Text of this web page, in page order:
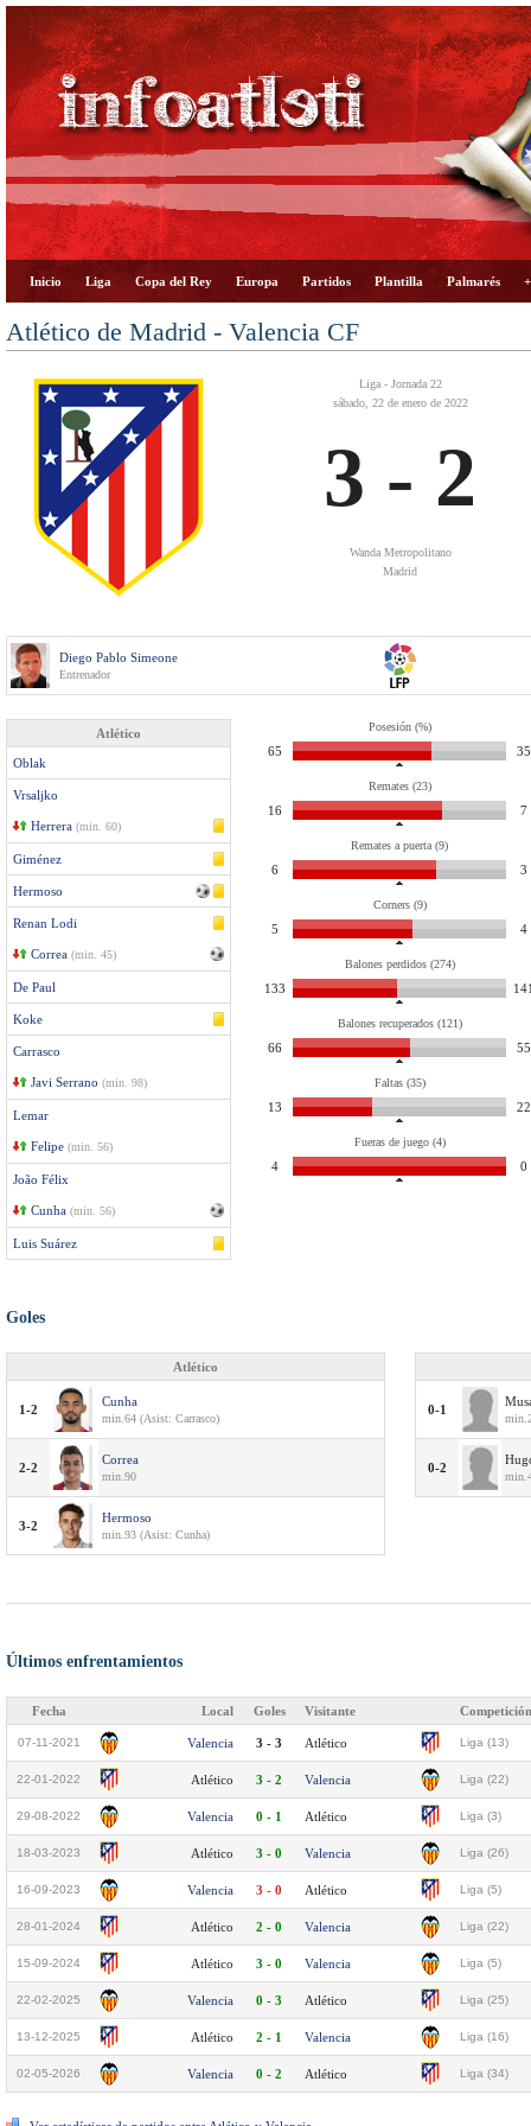
Inicio Liga Copa del Rey Europa Partidos Plantilla Palmarés
Atlético de Madrid - Valencia CF
Liga - Jornada 22
sábado, 22 de enero de 2022
3 - 2
Wanda Metropolitano
Madrid
Diego Pablo Simeone
Entrenador
Atlético
Oblak
Vrsaljko
Herrera (min. 60)
Giménez
Hermoso
Renan Lodi
Correa (min. 45)
De Paul
Koke
Carrasco
Javi Serrano (min. 98)
Lemar
Felipe (min. 56)
João Félix
Cunha (min. 56)
Luis Suárez
Posesión (%)
65 35
Remates (23)
16 7
Remates a puerta (9)
6 3
Corners (9)
5 4
Balones perdidos (274)
133
Balones recuperados (121)
66 55
Faltas (35)
13 22
Fueras de juego (4)
4 0
Goles
Atlético
1-2
Cunha
min.64 (Asist: Carrasco)
2-2
Correa
min.90
3-2
Hermoso
min.93 (Asist: Cunha)
0-1
0-2
Últimos enfrentamientos
Fecha Local Goles Visitante Competición
07-11-2021 Valencia 3 - 3 Atlético Liga (13)
22-01-2022 Atlético 3 - 2 Valencia Liga (22)
29-08-2022 Valencia 0 - 1 Atlético Liga (3)
18-03-2023 Atlético 3 - 0 Valencia Liga (26)
16-09-2023 Valencia 3 - 0 Atlético Liga (5)
28-01-2024 Atlético 2 - 0 Valencia Liga (22)
15-09-2024 Atlético 3 - 0 Valencia Liga (5)
22-02-2025 Valencia 0 - 3 Atlético Liga (25)
13-12-2025 Atlético 2 - 1 Valencia Liga (16)
02-05-2026 Valencia 0 - 2 Atlético Liga (34)